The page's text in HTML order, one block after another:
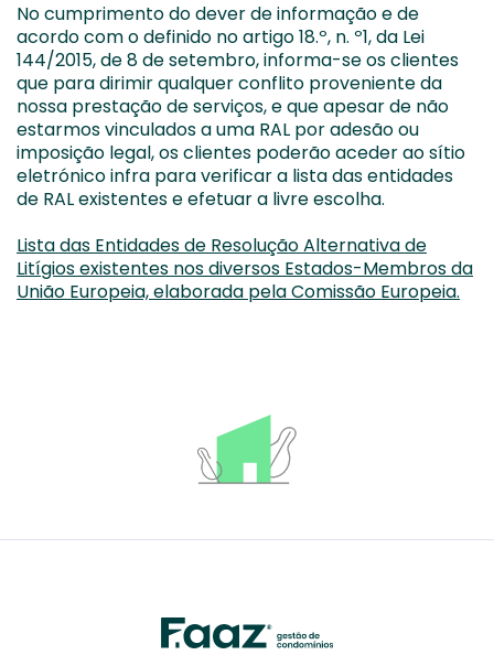
No cumprimento do dever de informação e de
acordo com o definido no artigo 18.º, n. º1, da Lei
144/2015, de 8 de setembro, informa-se os clientes
que para dirimir qualquer conflito proveniente da
nossa prestação de serviços, e que apesar de não
estarmos vinculados a uma RAL por adesão ou
imposição legal, os clientes poderão aceder ao sítio
eletrónico infra para verificar a lista das entidades
de RAL existentes e efetuar a livre escolha.
Lista das Entidades de Resolução Alternativa de
Litígios existentes nos diversos Estados-Membros da
União Europeia, elaborada pela Comissão Europeia.